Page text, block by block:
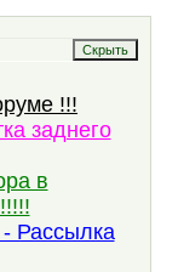
!!!
заднего
в
Рассылка